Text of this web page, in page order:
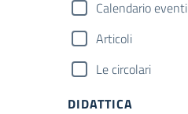
Calendario eventi
Articoli
Le circolari
DIDATTICA